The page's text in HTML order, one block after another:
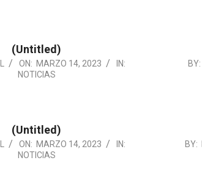
(Untitled)
ON: MARZO 14, 2023
IN:
NOTICIAS
2023-
BY:
(Untitled)
ON: MARZO 14, 2023
IN:
NOTICIAS
2023-
BY: